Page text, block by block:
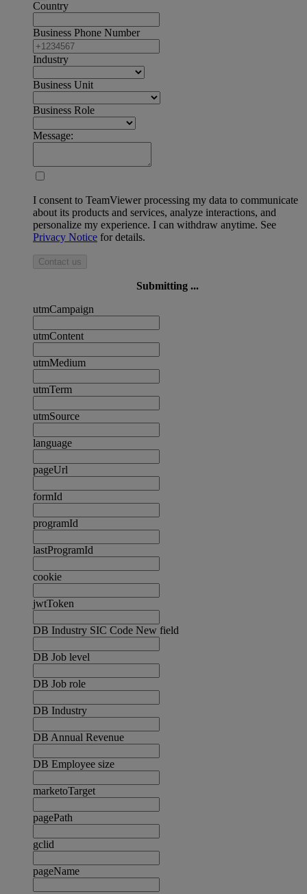
Country
Business Phone Number
Industry
Business Unit
Business Role
Message:
I consent to TeamViewer processing my data to communicate
about its products and services, analyze interactions, and
personalize my experience. I can withdraw anytime. See
Privacy Notice for details.
Contact us
Submitting ...
utmCampaign
utmContent
utmMedium
utmTerm
utmSource
language
pageUrl
formId
programId
lastProgramId
cookie
jwtToken
DB Industry SIC Code New field
DB Job level
DB Job role
DB Industry
DB Annual Revenue
DB Employee size
marketoTarget
pagePath
gclid
pageName